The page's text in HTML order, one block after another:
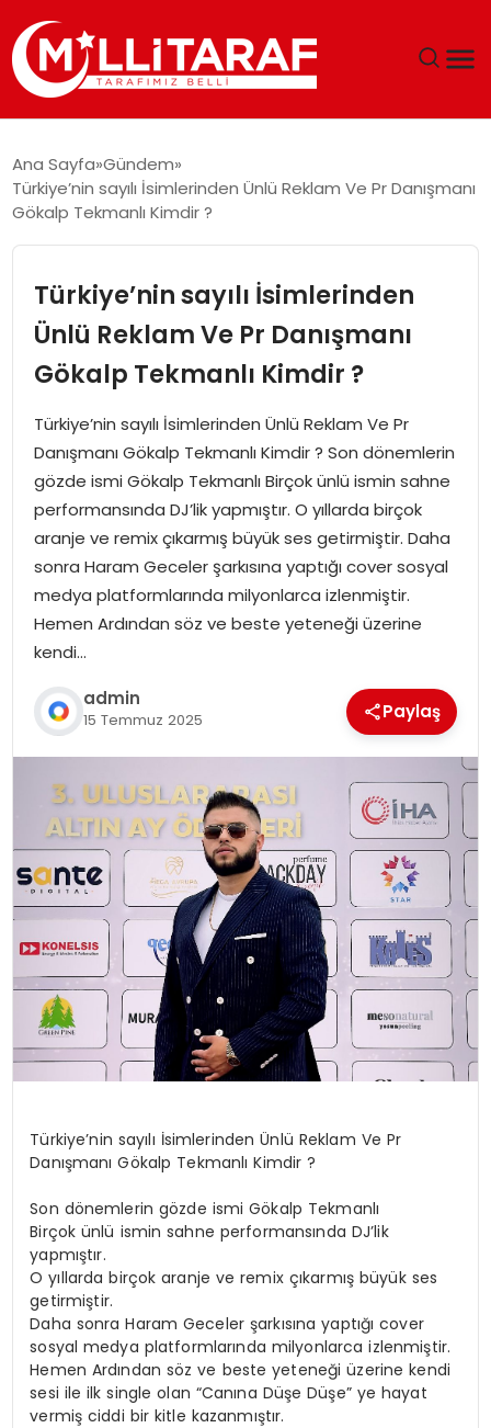
ÖZEL SAYFALAR
EKONOMI
SPOR
SIYASET
MAGAZIN
Ana Sayfa Gündem
Türkiye’nin sayılı İsimlerinden Ünlü Reklam Ve Pr Danışmanı
Gökalp Tekmanlı Kimdir ?
Türkiye’nin sayılı İsimlerinden
Ünlü Reklam Ve Pr Danışmanı
Gökalp Tekmanlı Kimdir ?
Türkiye’nin sayılı İsimlerinden Ünlü Reklam Ve Pr
Danışmanı Gökalp Tekmanlı Kimdir ? Son dönemlerin
gözde ismi Gökalp Tekmanlı Birçok ünlü ismin sahne
performansında DJ’lik yapmıştır. O yıllarda birçok
aranje ve remix çıkarmış büyük ses getirmiştir. Daha
sonra Haram Geceler şarkısına yaptığı cover sosyal
medya platformlarında milyonlarca izlenmiştir.
Hemen Ardından söz ve beste yeteneği üzerine
kendi…
admin
15 Temmuz 2025 Paylaş
Türkiye’nin sayılı İsimlerinden Ünlü Reklam Ve Pr
Danışmanı Gökalp Tekmanlı Kimdir ?
Son dönemlerin gözde ismi Gökalp Tekmanlı
Birçok ünlü ismin sahne performansında DJ’lik
yapmıştır.
O yıllarda birçok aranje ve remix çıkarmış büyük ses
getirmiştir.
Daha sonra Haram Geceler şarkısına yaptığı cover
sosyal medya platformlarında milyonlarca izlenmiştir.
Hemen Ardından söz ve beste yeteneği üzerine kendi
sesi ile ilk single olan “Canına Düşe Düşe” ye hayat
vermiş ciddi bir kitle kazanmıştır.